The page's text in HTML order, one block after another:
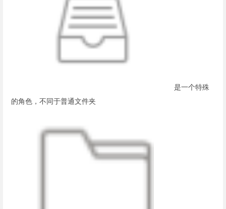
是一个特殊
的角色，不同于普通文件夹